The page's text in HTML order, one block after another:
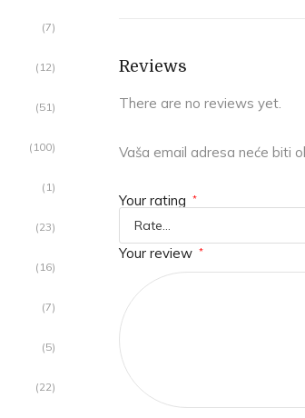
(7)
(12)
(51)
(100)
(1)
(23)
(16)
(7)
(5)
(22)
Reviews
There are no reviews yet.
Vaša email adresa neće biti
Your rating *
Your review *